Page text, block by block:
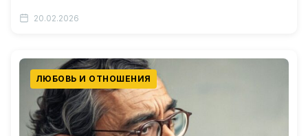
интеллектуального досуга и…
20.02.2026
ЛЮБОВЬ И ОТНОШЕНИЯ